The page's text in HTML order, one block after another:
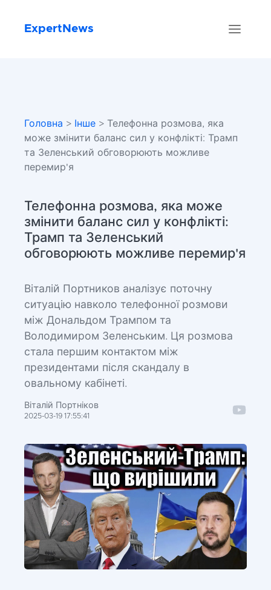
ExpertNews
Головна > Інше > Телефонна розмова, яка
може змінити баланс сил у конфлікті: Трамп
та Зеленський обговорюють можливе
перемир'я
Телефонна розмова, яка може
змінити баланс сил у конфлікті:
Трамп та Зеленський
обговорюють можливе перемир'я
Віталій Портников аналізує поточну
ситуацію навколо телефонної розмови
між Дональдом Трампом та
Володимиром Зеленським. Ця розмова
стала першим контактом між
президентами після скандалу в
овальному кабінеті.
Віталій Портніков
2025-03-19 17:55:41